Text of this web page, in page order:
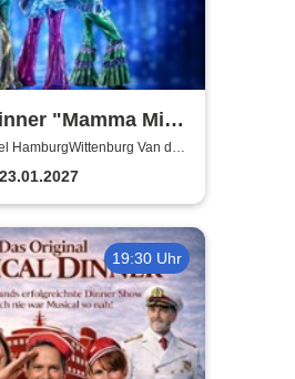
"Mamma Mia
HamburgWittenburg Van der
19:30 Uhr